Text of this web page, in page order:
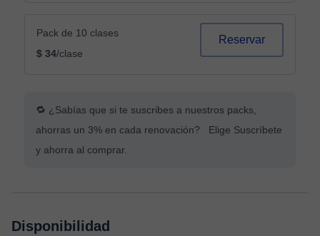
Pack de 10 clases
$ 34/clase
Reservar
🔁 ¿Sabías que si te suscribes a nuestros packs,
ahorras un 3% en cada renovación? Elige Suscríbete
y ahorra al comprar.
Disponibilidad